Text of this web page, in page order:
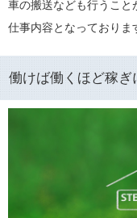
車の搬送なども行うこと
仕事内容となっておりま
働けば働くほど稼ぎ